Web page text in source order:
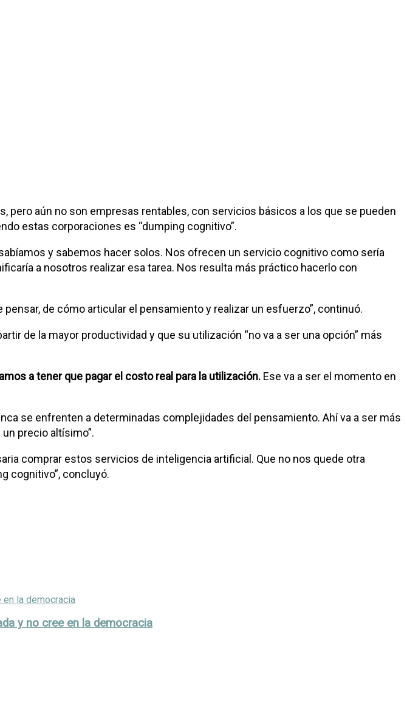
pero aún no son empresas rentables, con servicios básicos a los que se pueden
estas corporaciones es “dumping cognitivo”.
y sabemos hacer solos. Nos ofrecen un servicio cognitivo como sería
a nosotros realizar esa tarea. Nos resulta más práctico hacerlo con
de cómo articular el pensamiento y realizar un esfuerzo”, continuó.
de la mayor productividad y que su utilización “no va a ser una opción” más
a tener que pagar el costo real para la utilización. Ese va a ser el momento en
se enfrenten a determinadas complejidades del pensamiento. Ahí va a ser más
precio altísimo”.
comprar estos servicios de inteligencia artificial. Que no nos quede otra
cognitivo”, concluyó.
y no cree en la democracia